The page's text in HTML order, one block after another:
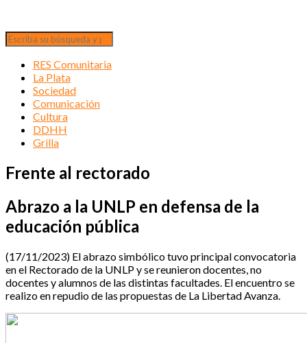
RES Comunitaria
La Plata
Sociedad
Comunicación
Cultura
DDHH
Grilla
Frente al rectorado
Abrazo a la UNLP en defensa de la
educación pública
(17/11/2023) El abrazo simbólico tuvo principal convocatoria
en el Rectorado de la UNLP y se reunieron docentes, no
docentes y alumnos de las distintas facultades. El encuentro se
realizo en repudio de las propuestas de La Libertad Avanza.